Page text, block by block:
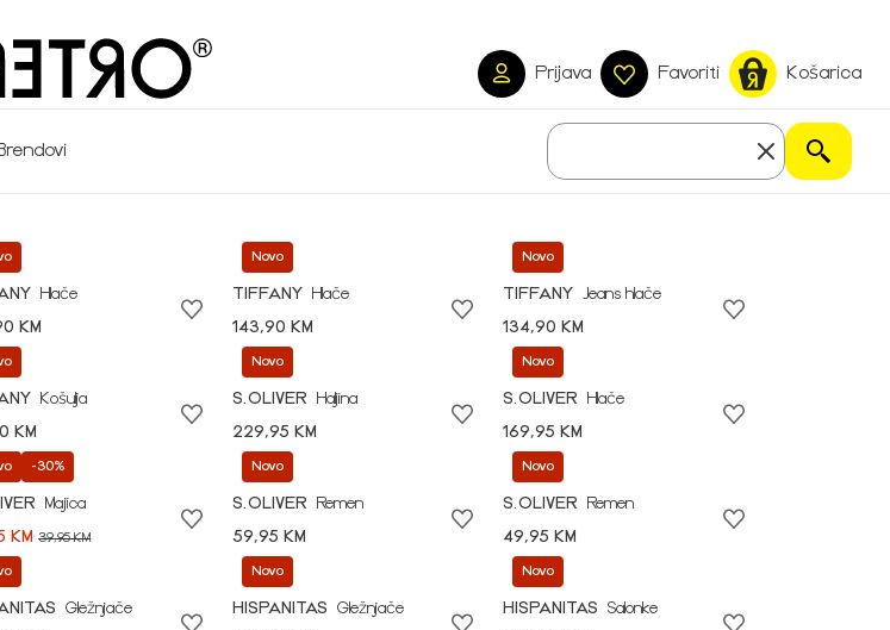
Prijava Favoriti Košarica
Hlače
KM
Novo
TIFFANY
Hlače
143,90 KM
Novo
TIFFANY
Jeans hlače
134,90 KM
Košulja
KM
Novo
S.OLIVER
Haljina
229,95 KM
Novo
S.OLIVER
Hlače
169,95 KM
-30%
Majica
KM39,95 KM
Novo
S.OLIVER
Remen
59,95 KM
Novo
S.OLIVER
Remen
49,95 KM
Gležnjače
Novo
HISPANITAS
Gležnjače
Novo
HISPANITAS
Salonke